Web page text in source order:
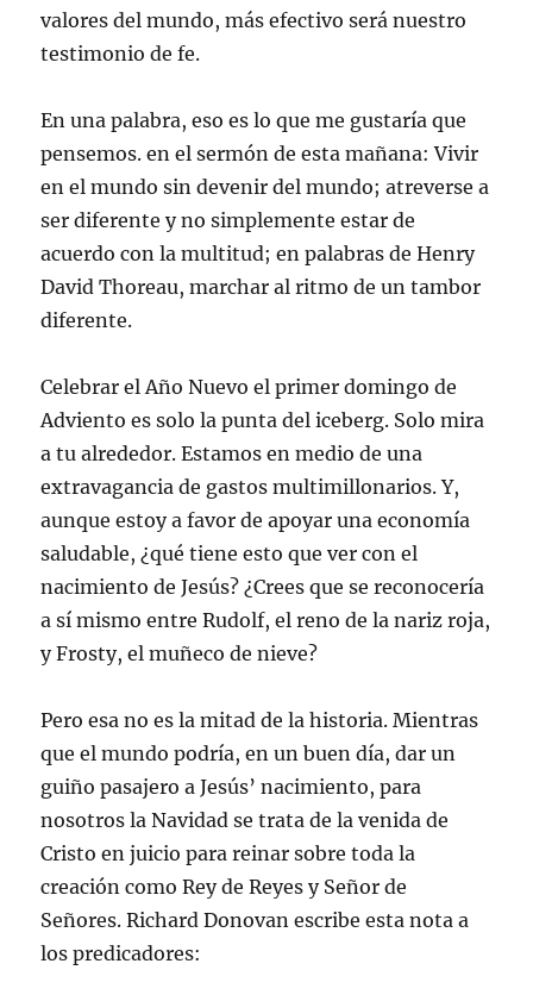
valores del mundo, más efectivo será nuestro
testimonio de fe.
En una palabra, eso es lo que me gustaría que
pensemos. en el sermón de esta mañana: Vivir
en el mundo sin devenir del mundo; atreverse a
ser diferente y no simplemente estar de
acuerdo con la multitud; en palabras de Henry
David Thoreau, marchar al ritmo de un tambor
diferente.
Celebrar el Año Nuevo el primer domingo de
Adviento es solo la punta del iceberg. Solo mira
a tu alrededor. Estamos en medio de una
extravagancia de gastos multimillonarios. Y,
aunque estoy a favor de apoyar una economía
saludable, ¿qué tiene esto que ver con el
nacimiento de Jesús? ¿Crees que se reconocería
a sí mismo entre Rudolf, el reno de la nariz roja,
y Frosty, el muñeco de nieve?
Pero esa no es la mitad de la historia. Mientras
que el mundo podría, en un buen día, dar un
guiño pasajero a Jesús’ nacimiento, para
nosotros la Navidad se trata de la venida de
Cristo en juicio para reinar sobre toda la
creación como Rey de Reyes y Señor de
Señores. Richard Donovan escribe esta nota a
los predicadores: